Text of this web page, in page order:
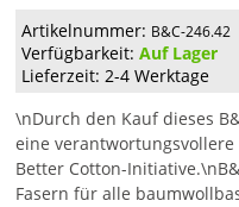
Artikelnummer: B&C-246.42
Verfügbarkeit:Auf Lager
Lieferzeit: 2-4 Werktage
\nDurch den Kauf dieses
eine
Better Cotton-
Fasern für alle